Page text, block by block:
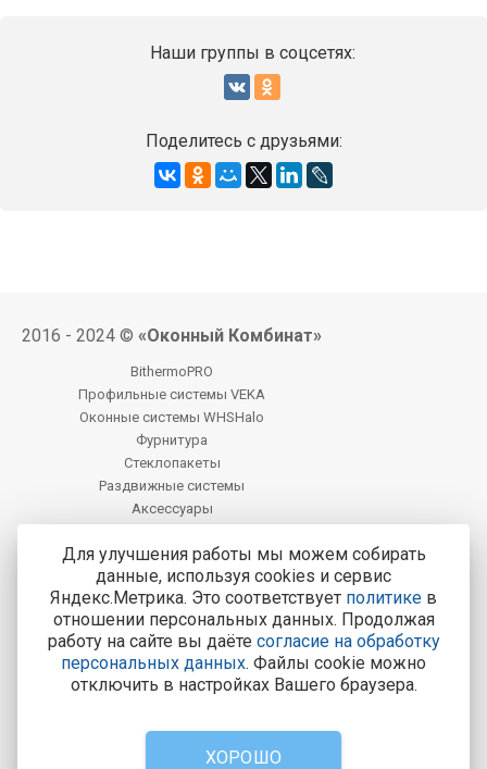
Наши группы в соцсетях:
Поделитесь с друзьями:
2016 - 2024 © «Оконный Комбинат»
BithermoPRO
Профильные системы VEKA
Оконные системы WHSHalo
Фурнитура
Стеклопакеты
Раздвижные системы
Аксессуары
Центральный офис продаж:
Брянск, г. Брянск, ул. Фокина, д. 67, оф.1
Тел.: 8-800-200-4221
Все адреса и контакты
Консультации и заказ пластиковых окон.
Для улучшения работы мы можем собирать
данные, используя cookies и сервис
Яндекс.Метрика. Это соответствует политике в
отношении персональных данных. Продолжая
работу на сайте вы даёте согласие на обработку
персональных данных. Файлы cookie можно
отключить в настройках Вашего браузера.
ХОРОШО